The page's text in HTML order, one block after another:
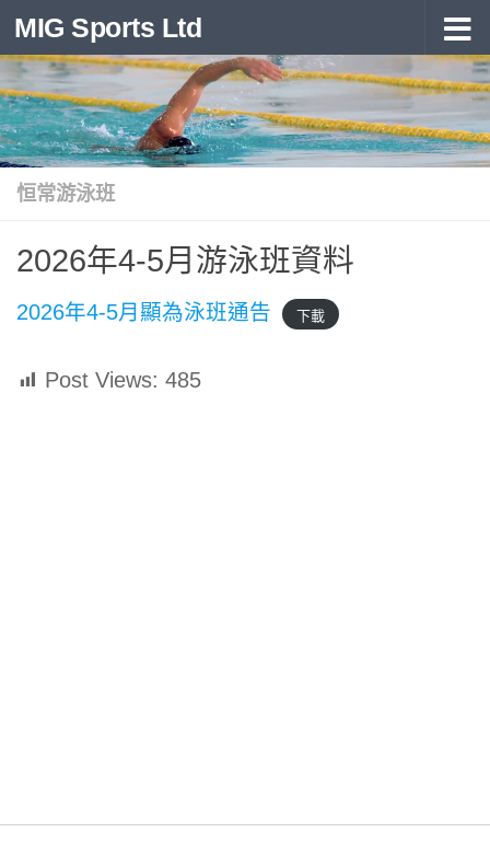
Skip to content
MIG Sports Ltd
恒常游泳班
2026年4-5月游泳班資料
2026年4-5月顯為泳班通告 下載
Post Views: 485